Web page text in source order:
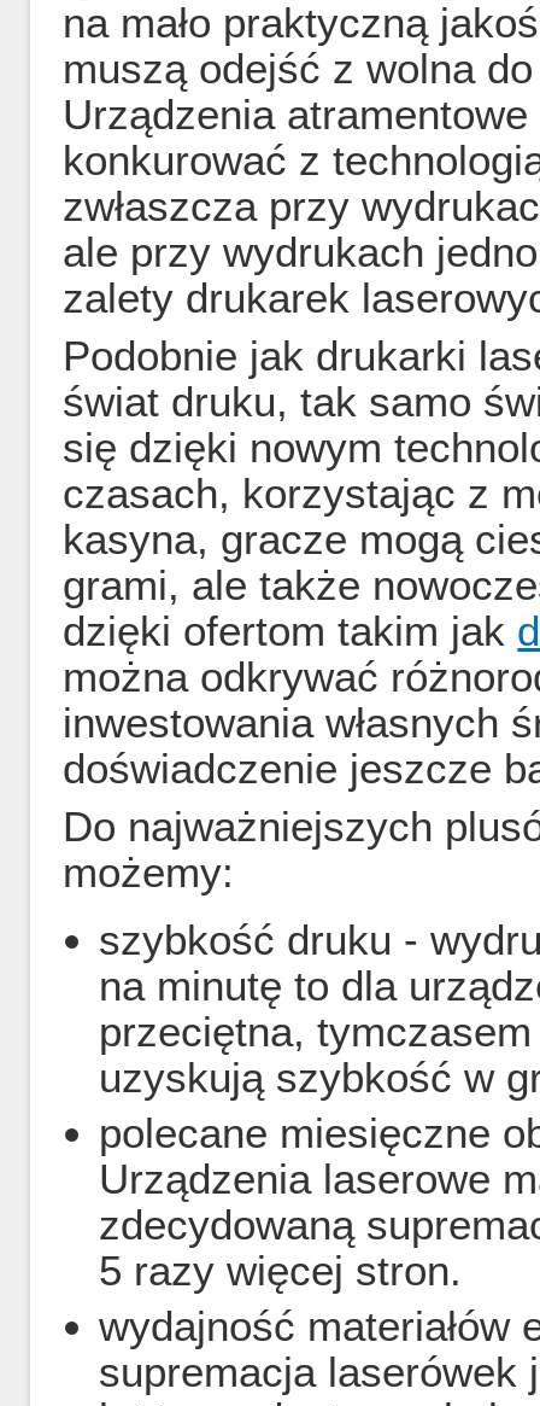
na mało praktyczną
muszą odejść z wolna
Urządzenia
konkurować z
zwłaszcza przy
ale przy wydrukach
zalety drukarek
Podobnie jak drukarki
świat druku, tak samo
się dzięki nowym
czasach, korzystając z
kasyna, gracze mogą
grami, ale także
dzięki ofertom takim jak
można odkrywać
inwestowania własnych
doświadczenie jeszcze
Do najważniejszych
możemy:
szybkość druku -
na minutę to dla
przeciętna,
uzyskują szybkość w
polecane miesięczne
Urządzenia laserowe
zdecydowaną
5 razy więcej stron.
wydajność materiałów
supremacja laserówek